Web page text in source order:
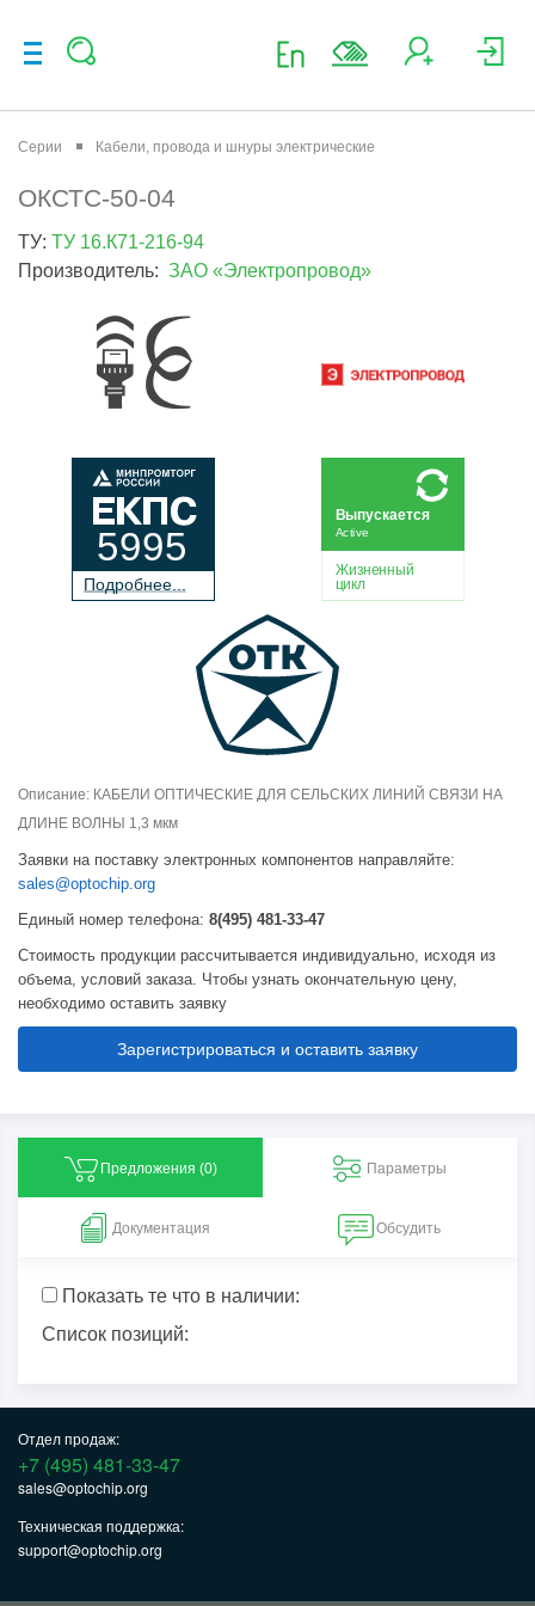
Серии Кабели, провода и шнуры электрические
ОКСТС-50-04
ТУ: ТУ 16.К71-216-94
Производитель: ЗАО «Электропровод»
Подробнее...
5995
Жизненный
цикл
Active
Выпускается
Описание: КАБЕЛИ ОПТИЧЕСКИЕ ДЛЯ СЕЛЬСКИХ ЛИНИЙ СВЯЗИ НА
ДЛИНЕ ВОЛНЫ 1,3 мкм
Заявки на поставку электронных компонентов направляйте:
sales@optochip.org
Единый номер телефона: 8(495) 481-33-47
Стоимость продукции рассчитывается индивидуально, исходя из
объема, условий заказа. Чтобы узнать окончательную цену,
необходимо оставить заявку
Зарегистрироваться и оставить заявку
Предложения (0) Параметры
Документация Обсудить
Показать те что в наличии:
Список позиций:
Отдел продаж:
+7 (495) 481-33-47
sales@optochip.org
Техническая поддержка:
support@optochip.org